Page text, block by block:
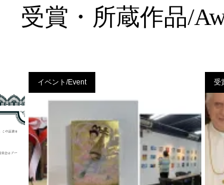
受賞・所蔵作品/
イベント/Event 受